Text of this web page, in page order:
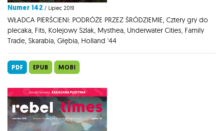
Numer 142 / Lipiec 2019
WŁADCA PIERŚCIENI: PODRÓŻE PRZEZ ŚRÓDZIEMIE, Cztery gry do
plecaka, Fits, Kolejowy Szlak, Mysthea, Underwater Cities, Family
Trade, Skarabia, Głębia, Holland '44
PDF EPUB MOBI